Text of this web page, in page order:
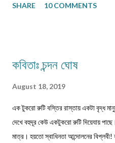
মনোত্তমা ঝরা-ঘাম শিউলি... দিনশেষে পাতে
SHARE 10 COMMENTS
কবিতাঃ চন্দন ঘোষ
August 18, 2019
এক টুকরো রুটি বস্তির রাস্তায় একটা বৃদ্ধ
দেখে বহুদূর কেউ একটুকরো রুটি দিয়েযায়
মাত্র। হয়তো স্বাধিনতা আন্দোলনের